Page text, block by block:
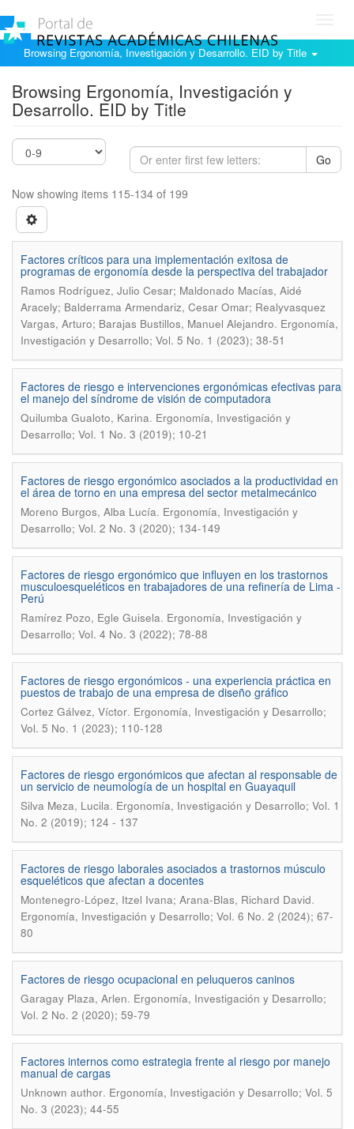
Browsing Ergonomía, Investigación y Desarrollo. EID by Title
Browsing Ergonomía, Investigación y
Desarrollo. EID by Title
Go
Now showing items 115-134 of 199
Factores críticos para una implementación exitosa de
programas de ergonomía desde la perspectiva del trabajador
Ramos Rodríguez, Julio Cesar; Maldonado Macías, Aidé
Aracely; Balderrama Armendariz, Cesar Omar; Realyvasquez
Vargas, Arturo; Barajas Bustillos, Manuel Alejandro. Ergonomía,
Investigación y Desarrollo; Vol. 5 No. 1 (2023); 38-51
Factores de riesgo e intervenciones ergonómicas efectivas para
el manejo del síndrome de visión de computadora
Quilumba Gualoto, Karina. Ergonomía, Investigación y
Desarrollo; Vol. 1 No. 3 (2019); 10-21
Factores de riesgo ergonómico asociados a la productividad en
el área de torno en una empresa del sector metalmecánico
Moreno Burgos, Alba Lucía. Ergonomía, Investigación y
Desarrollo; Vol. 2 No. 3 (2020); 134-149
Factores de riesgo ergonómico que influyen en los trastornos
musculoesqueléticos en trabajadores de una refinería de Lima -
Perú
Ramírez Pozo, Egle Guisela. Ergonomía, Investigación y
Desarrollo; Vol. 4 No. 3 (2022); 78-88
Factores de riesgo ergonómicos - una experiencia práctica en
puestos de trabajo de una empresa de diseño gráfico
Cortez Gálvez, Víctor. Ergonomía, Investigación y Desarrollo;
Vol. 5 No. 1 (2023); 110-128
Factores de riesgo ergonómicos que afectan al responsable de
un servicio de neumología de un hospital en Guayaquil
Silva Meza, Lucila. Ergonomía, Investigación y Desarrollo; Vol. 1
No. 2 (2019); 124 - 137
Factores de riesgo laborales asociados a trastornos músculo
esqueléticos que afectan a docentes
Montenegro-López, Itzel Ivana; Arana-Blas, Richard David.
Ergonomía, Investigación y Desarrollo; Vol. 6 No. 2 (2024); 67-
80
Factores de riesgo ocupacional en peluqueros caninos
Garagay Plaza, Arlen. Ergonomía, Investigación y Desarrollo;
Vol. 2 No. 2 (2020); 59-79
Factores internos como estrategia frente al riesgo por manejo
manual de cargas
Unknown author. Ergonomía, Investigación y Desarrollo; Vol. 5
No. 3 (2023); 44-55